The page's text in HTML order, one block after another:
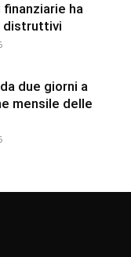
ha
distruttivi
due giorni a
mensile delle